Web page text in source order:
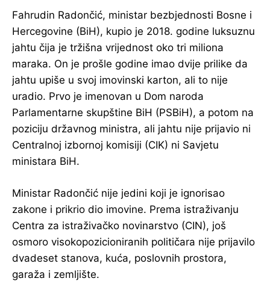
Fahrudin Radončić, ministar bezbjednosti Bosne i
Hercegovine (BiH), kupio je 2018. godine luksuznu
jahtu čija je tržišna vrijednost oko tri miliona
maraka. On je prošle godine imao dvije prilike da
jahtu upiše u svoj imovinski karton, ali to nije
uradio. Prvo je imenovan u Dom naroda
Parlamentarne skupštine BiH (PSBiH), a potom na
poziciju državnog ministra, ali jahtu nije prijavio ni
Centralnoj izbornoj komisiji (CIK) ni Savjetu
ministara BiH.
Ministar Radončić nije jedini koji je ignorisao
zakone i prikrio dio imovine. Prema istraživanju
Centra za istraživačko novinarstvo (CIN), još
osmoro visokopozicioniranih političara nije prijavilo
dvadeset stanova, kuća, poslovnih prostora,
garaža i zemljište.